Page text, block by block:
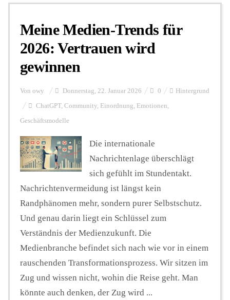
Personalien
FUNKTURM-Beiträge
Podcast
Seminare
Unterstützen
Meine Medien-Trends für
2026: Vertrauen wird
gewinnen
Von owy Donnerstag, 22. Januar 2026 0 Hintergrund
ChatGPT, Community, Einordnung, Emotionen,
Geschäftsmodelle
Die internationale
Nachrichtenlage überschlägt
sich gefühlt im Stundentakt.
Nachrichtenvermeidung ist längst kein
Randphänomen mehr, sondern purer Selbstschutz.
Und genau darin liegt ein Schlüssel zum
Verständnis der Medienzukunft. Die
Medienbranche befindet sich nach wie vor in einem
rauschenden Transformationsprozess. Wir sitzen im
Zug und wissen nicht, wohin die Reise geht. Man
könnte auch denken, der Zug wird ...